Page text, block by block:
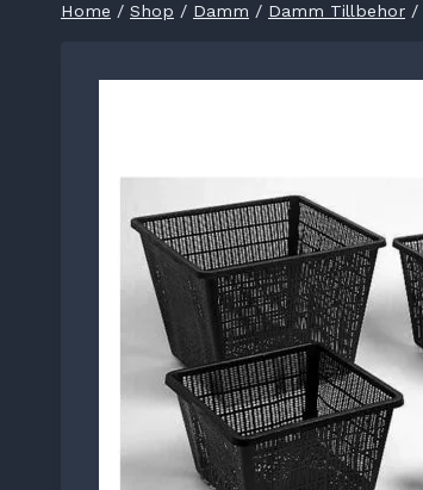
Home / Shop / Damm / Damm Tillbehor /